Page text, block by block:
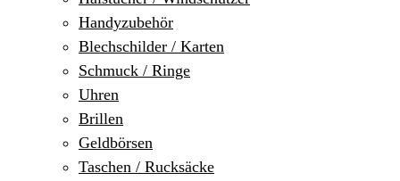
Handyzubehör
Blechschilder / Karten
Schmuck / Ringe
Uhren
Brillen
Geldbörsen
Taschen / Rucksäcke